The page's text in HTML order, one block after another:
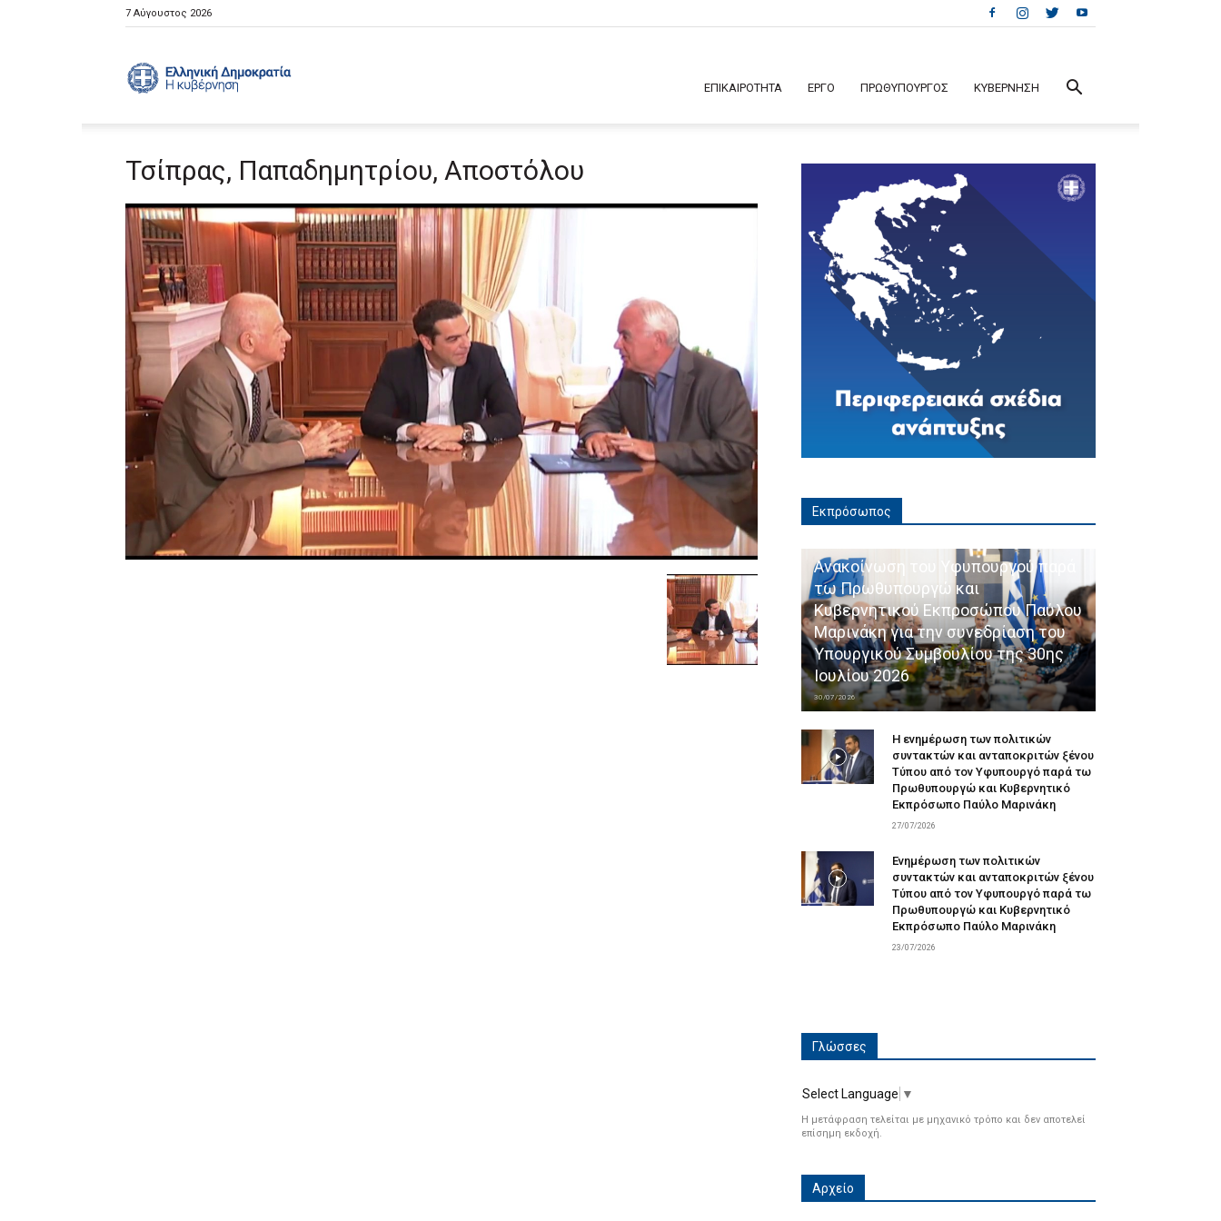
7 Αύγουστος 2026
Κυβέρνηση
ΕΠΙΚΑΙΡΟΤΗΤΑ ΕΡΓΟ ΠΡΩΘΥΠΟΥΡΓΟΣ ΚΥΒΕΡΝΗΣΗ
Τσίπρας, Παπαδημητρίου, Αποστόλου
Εκπρόσωπος
Ανακοίνωση του Υφυπουργού παρά
τω Πρωθυπουργώ και
Κυβερνητικού Εκπροσώπου Παύλου
Μαρινάκη για την συνεδρίαση του
Υπουργικού Συμβουλίου της 30ης
Ιουλίου 2026
30/07/2026
Η ενημέρωση των πολιτικών
συντακτών και ανταποκριτών ξένου
Τύπου από τον Υφυπουργό παρά τω
Πρωθυπουργώ και Κυβερνητικό
Εκπρόσωπο Παύλο Μαρινάκη
27/07/2026
Ενημέρωση των πολιτικών
συντακτών και ανταποκριτών ξένου
Τύπου από τον Υφυπουργό παρά τω
Πρωθυπουργώ και Κυβερνητικό
Εκπρόσωπο Παύλο Μαρινάκη
23/07/2026
Γλώσσες
Select Language ▼
Η μετάφραση τελείται με μηχανικό τρόπο και δεν αποτελεί
επίσημη εκδοχή.
Αρχείο